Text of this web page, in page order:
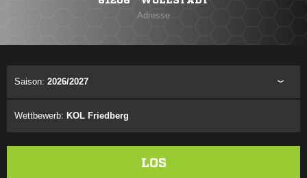
Adresse
Saison: 2026/2027
Wettbewerb: KOL Friedberg
LOS